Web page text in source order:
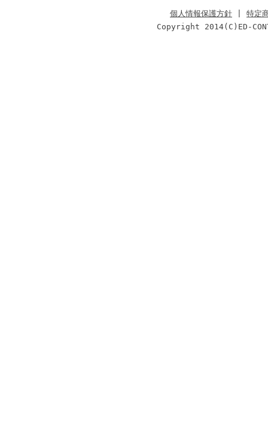
個人情報保護方針
特定
Copyright 2014(C)ED-